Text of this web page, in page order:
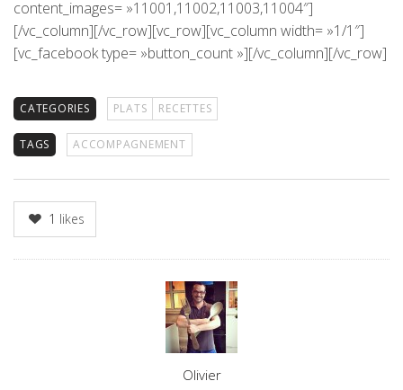
content_images= »11001,11002,11003,11004″]
[/vc_column][/vc_row][vc_row][vc_column width= »1/1″]
[vc_facebook type= »button_count »][/vc_column][/vc_row]
CATEGORIES PLATS RECETTES
TAGS ACCOMPAGNEMENT
1 likes
Olivier